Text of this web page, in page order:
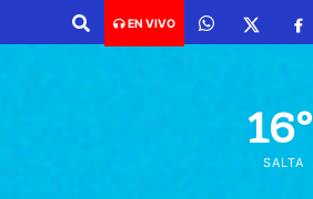
7 de Agosto de 2026 y son las 21:59 -
EN VIVO
16º
SALTA